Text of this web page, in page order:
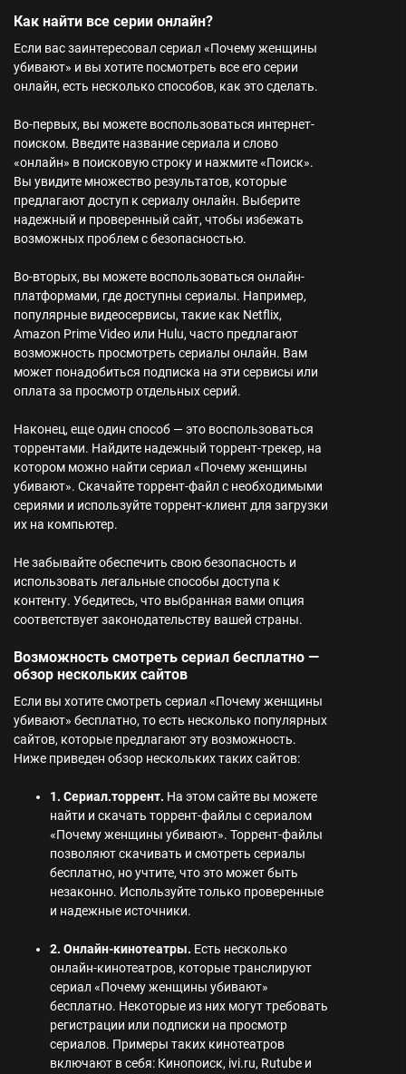
Как найти все серии онлайн?
Если вас заинтересовал сериал «Почему женщины
убивают» и вы хотите посмотреть все его серии
онлайн, есть несколько способов, как это сделать.
Во-первых, вы можете воспользоваться интернет-
поиском. Введите название сериала и слово
«онлайн» в поисковую строку и нажмите «Поиск».
Вы увидите множество результатов, которые
предлагают доступ к сериалу онлайн. Выберите
надежный и проверенный сайт, чтобы избежать
возможных проблем с безопасностью.
Во-вторых, вы можете воспользоваться онлайн-
платформами, где доступны сериалы. Например,
популярные видеосервисы, такие как Netflix,
Amazon Prime Video или Hulu, часто предлагают
возможность просмотреть сериалы онлайн. Вам
может понадобиться подписка на эти сервисы или
оплата за просмотр отдельных серий.
Наконец, еще один способ — это воспользоваться
торрентами. Найдите надежный торрент-трекер, на
котором можно найти сериал «Почему женщины
убивают». Скачайте торрент-файл с необходимыми
сериями и используйте торрент-клиент для загрузки
их на компьютер.
Не забывайте обеспечить свою безопасность и
использовать легальные способы доступа к
контенту. Убедитесь, что выбранная вами опция
соответствует законодательству вашей страны.
Возможность смотреть сериал бесплатно —
обзор нескольких сайтов
Если вы хотите смотреть сериал «Почему женщины
убивают» бесплатно, то есть несколько популярных
сайтов, которые предлагают эту возможность.
Ниже приведен обзор нескольких таких сайтов:
1. Сериал.торрент. На этом сайте вы можете
найти и скачать торрент-файлы с сериалом
«Почему женщины убивают». Торрент-файлы
позволяют скачивать и смотреть сериалы
бесплатно, но учтите, что это может быть
незаконно. Используйте только проверенные
и надежные источники.
2. Онлайн-кинотеатры. Есть несколько
онлайн-кинотеатров, которые транслируют
сериал «Почему женщины убивают»
бесплатно. Некоторые из них могут требовать
регистрации или подписки на просмотр
сериалов. Примеры таких кинотеатров
включают в себя: Кинопоиск, ivi.ru, Rutube и